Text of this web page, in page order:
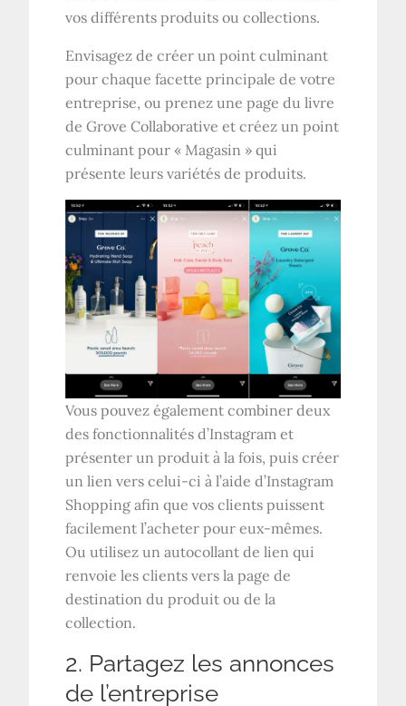
vos différents produits ou collections.
Envisagez de créer un point culminant
pour chaque facette principale de votre
entreprise, ou prenez une page du livre
de Grove Collaborative et créez un point
culminant pour « Magasin » qui
présente leurs variétés de produits.
Vous pouvez également combiner deux
des fonctionnalités d’Instagram et
présenter un produit à la fois, puis créer
un lien vers celui-ci à l’aide d’Instagram
Shopping afin que vos clients puissent
facilement l’acheter pour eux-mêmes.
Ou utilisez un autocollant de lien qui
renvoie les clients vers la page de
destination du produit ou de la
collection.
2. Partagez les annonces
de l’entreprise